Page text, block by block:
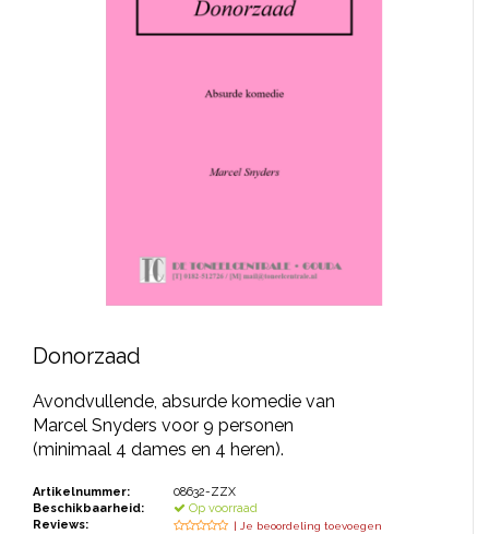
THEATERBOEKEN
SKETCHES
Donorzaad
Avondvullende, absurde komedie van
Marcel Snyders voor 9 personen
(minimaal 4 dames en 4 heren).
Artikelnummer:
08632-ZZX
Beschikbaarheid:
Op voorraad
Reviews:
| Je beoordeling toevoegen